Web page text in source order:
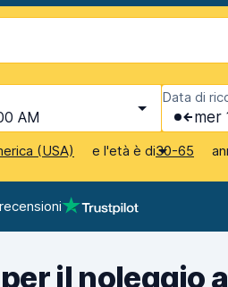
AM
Data di
mer
(USA) e l'età è di30-65
il noleggio